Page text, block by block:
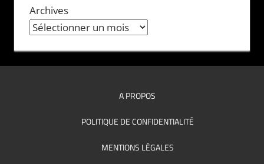
Archives
A PROPOS
POLITIQUE DE CONFIDENTIALITÉ
MENTIONS LÉGALES